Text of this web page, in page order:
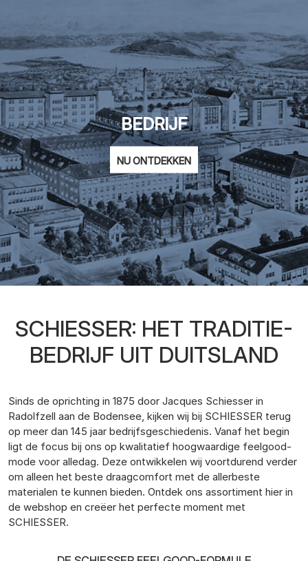
BEDRIJF
NU ONTDEKKEN
SCHIESSER: HET TRADITIE-
BEDRIJF UIT DUITSLAND
Sinds de oprichting in 1875 door Jacques Schiesser in
Radolfzell aan de Bodensee, kijken wij bij SCHIESSER terug
op meer dan 145 jaar bedrijfsgeschiedenis. Vanaf het begin
ligt de focus bij ons op kwalitatief hoogwaardige feelgood-
mode voor alledag. Deze ontwikkelen wij voortdurend verder
om alleen het beste draagcomfort met de allerbeste
materialen te kunnen bieden. Ontdek ons assortiment hier in
de webshop en creëer het perfecte moment met
SCHIESSER.